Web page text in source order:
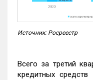
Источник: Росреестр
Всего за третий
кредитных